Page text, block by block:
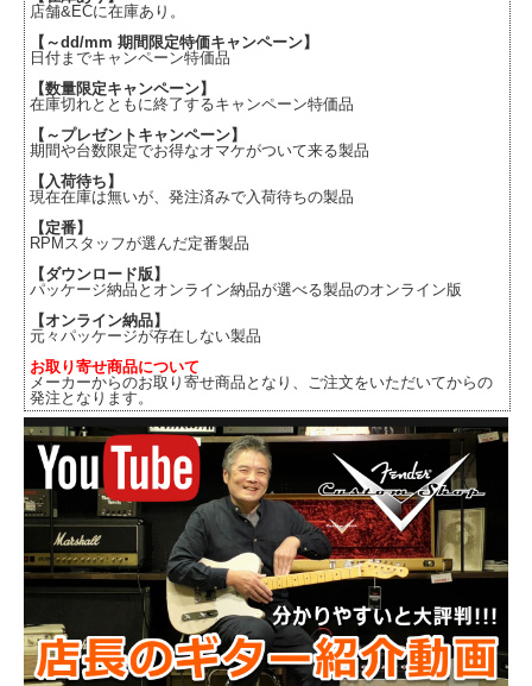
店舗&ECに在庫あり。
【～dd/mm 期間限定特価キャンペーン】
日付までキャンペーン特価品
【数量限定キャンペーン】
在庫切れとともに終了するキャンペーン特価品
【～プレゼントキャンペーン】
期間や台数限定でお得なオマケがついて来る製品
【入荷待ち】
現在在庫は無いが、発注済みで入荷待ちの製品
【定番】
RPMスタッフが選んだ定番製品
【ダウンロード版】
パッケージ納品とオンライン納品が選べる製品のオンライン版
【オンライン納品】
元々パッケージが存在しない製品
お取り寄せ商品について
メーカーからのお取り寄せ商品となり、ご注文をいただいてからの
発注となります。